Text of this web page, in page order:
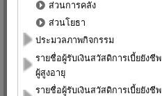
ส่วนการคลัง
ส่วนโยธา
ประมวลภาพกิจกรรม
รายชื่อผู้รับเงินสวัสดิการเบี้ยยังชีพ
ผู้สูงอายุ
รายชื่อผู้รับเงินสวัสดิการเบี้ยยังชีพ